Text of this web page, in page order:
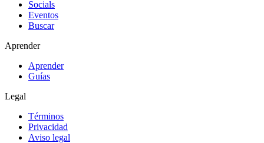
Socials
Eventos
Buscar
Aprender
Aprender
Guías
Legal
Términos
Privacidad
Aviso legal